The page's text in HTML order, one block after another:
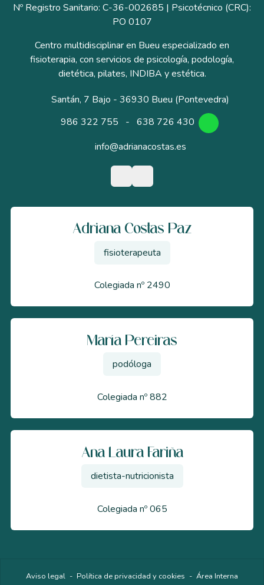
Nº Registro Sanitario: C-36-002685 | Psicotécnico (CRC):
PO 0107
Centro multidisciplinar en Bueu especializado en
fisioterapia, con servicios de psicología, podología,
dietética, pilates, INDIBA y estética.
Santán, 7 Bajo - 36930 Bueu (Pontevedra)
986 322 755
- 638 726 430
info@adrianacostas.es
Adriana Costas Paz
fisioterapeuta
Colegiada nº 2490
María Pereiras
podóloga
Colegiada nº 882
Ana Laura Fariña
dietista-nutricionista
Colegiada nº 065
Aviso legal - Política de privacidad y cookies - Área Interna